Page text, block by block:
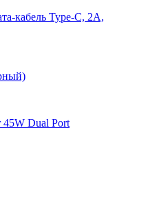
кабель Type-C, 2А,
Dual Port